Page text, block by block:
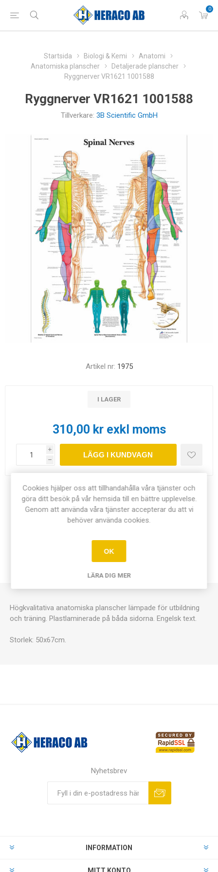
0
Startsida Biologi & Kemi
Anatomi
Anatomiska planscher
Detaljerade planscher
Ryggnerver VR1621 1001588
Ryggnerver VR1621 1001588
Tillverkare: 3B Scientific GmbH
Artikel nr: 1975
I LAGER
310,00 kr exkl moms
i
h
LÄGG I KUNDVAGN
Dela:
KONTAKTA OSS
Högkvalitativa anatomiska planscher lämpade för utbildning
och träning. Plastlaminerade på båda sidorna. Engelsk text.
Storlek: 50x67cm.
Nyhetsbrev
INFORMATION
Cookies hjälper oss att tillhandahålla våra tjänster och
göra ditt besök på vår hemsida till en bättre upplevelse.
Genom att använda våra tjänster accepterar du att vi
behöver använda cookies.
OK
LÄRA DIG MER